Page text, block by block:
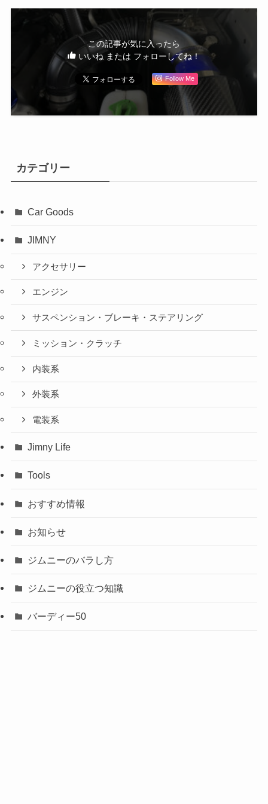
この記事が気に入ったら
いいね または フォローしてね！
Follow Me
カテゴリー
Car Goods
JIMNY
アクセサリー
エンジン
サスペンション・ブレーキ・ステアリング
ミッション・クラッチ
内装系
外装系
電装系
Jimny Life
Tools
おすすめ情報
お知らせ
ジムニーのバラし方
ジムニーの役立つ知識
バーディー50